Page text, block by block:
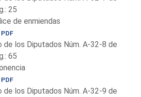
25
de enmiendas
PDF
de los Diputados Núm. A-32-8 de
65
PDF
de los Diputados Núm. A-32-9 de